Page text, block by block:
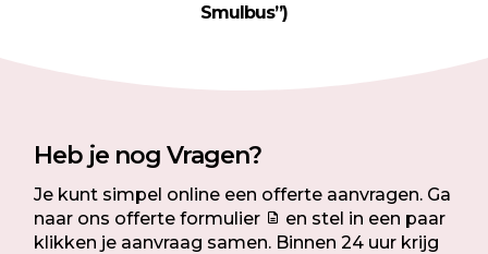
Smulbus”)
Heb je nog Vragen?
Je kunt simpel online een offerte aanvragen. Ga
naar ons offerte formulier
en stel in een paar
klikken je aanvraag samen. Binnen 24 uur krijg